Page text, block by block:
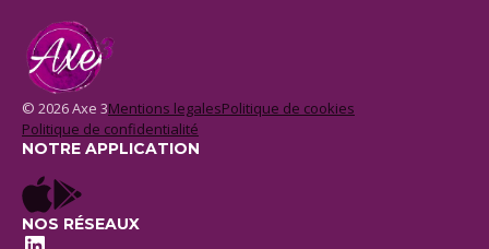
© 2026 Axe 3Mentions legalesPolitique de cookies
Politique de confidentialité
NOTRE APPLICATION
NOS RÉSEAUX